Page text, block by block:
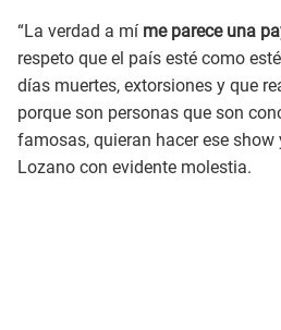
“La verdad a mí me parece una
respeto que el país esté como
días muertes, extorsiones y que
porque son personas que son
famosas, quieran hacer ese show
Lozano con evidente molestia.